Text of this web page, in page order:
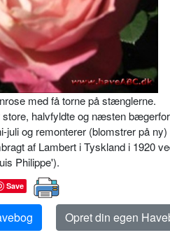
med få torne på stænglerne.
store, halvfyldte og næsten
juli og remonterer (blomstrer på
af Lambert i Tyskland i 1920
Philippe').
Save
Opret din egen